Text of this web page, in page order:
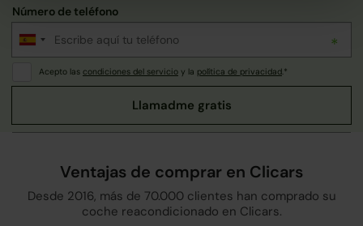
Número de teléfono
Acepto las condiciones del servicio y la política de privacidad.*
Ventajas de comprar en Clicars
Desde 2016, más de 70.000 clientes han comprado su
coche reacondicionado en Clicars.